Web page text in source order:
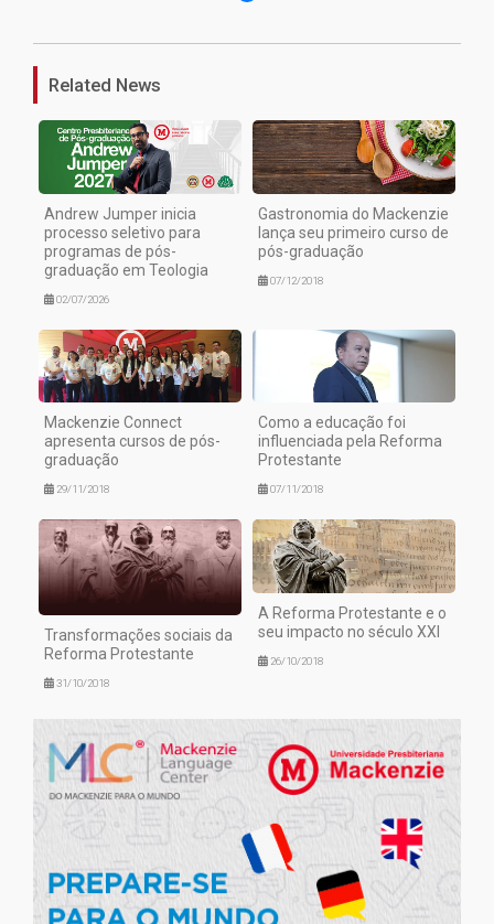
Related News
Andrew Jumper inicia
processo seletivo para
programas de pós-
graduação em Teologia
02/07/2026
Gastronomia do Mackenzie
lança seu primeiro curso de
pós-graduação
07/12/2018
Mackenzie Connect
apresenta cursos de pós-
graduação
29/11/2018
Como a educação foi
influenciada pela Reforma
Protestante
07/11/2018
Transformações sociais da
Reforma Protestante
31/10/2018
A Reforma Protestante e o
seu impacto no século XXI
26/10/2018